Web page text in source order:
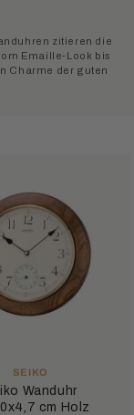
zitieren die
Emaille-Look bis
Charme der guten
ANBIETER:
SEIKO
Wanduhr
cm Holz